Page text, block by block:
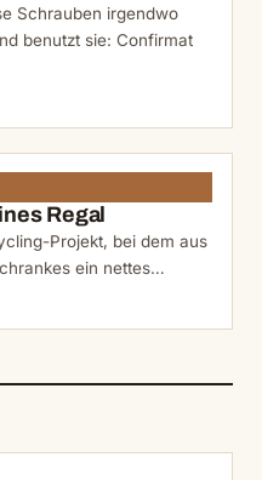
Schrauben irgendwo
benutzt sie: Confirmat
Regal
Projekt, bei dem aus
ein nettes…